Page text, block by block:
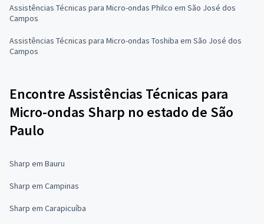
Assistências Técnicas para Micro-ondas Philco em São José dos
Campos
Assistências Técnicas para Micro-ondas Toshiba em São José dos
Campos
Encontre Assistências Técnicas para
Micro-ondas Sharp no estado de São
Paulo
Sharp em Bauru
Sharp em Campinas
Sharp em Carapicuíba